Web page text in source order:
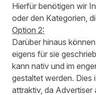
Hierfür benötigen wir
oder den Kategorien,
Option 2:
Darüber hinaus
eigens für sie
kann nativ und im
gestaltet werden. Dies
attraktiv, da Advertiser